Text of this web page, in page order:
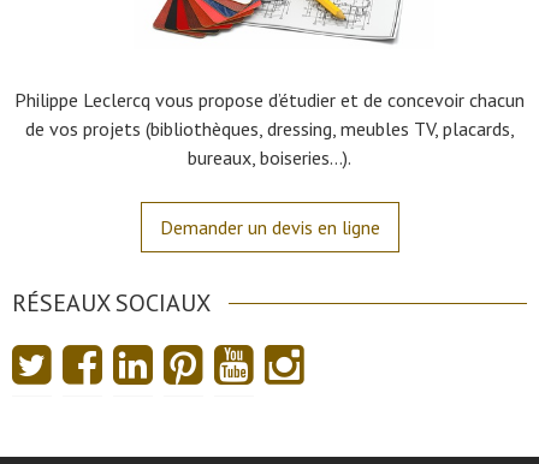
Philippe Leclercq vous propose d’étudier et de concevoir chacun
de vos projets (bibliothèques, dressing, meubles TV, placards,
bureaux, boiseries…).
Demander un devis en ligne
RÉSEAUX SOCIAUX